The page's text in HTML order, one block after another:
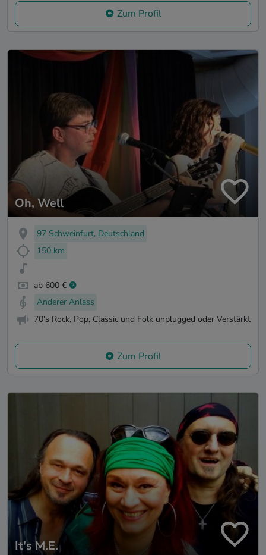
Zum Profil
Oh, Well
97 Schweinfurt, Deutschland
150 km
ab 600 €
Anderer Anlass
70's Rock, Pop, Classic und Folk unplugged oder Verstärkt
Zum Profil
It's M.E.